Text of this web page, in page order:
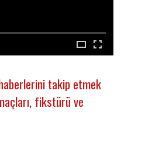
takip etmek
fikstürü ve